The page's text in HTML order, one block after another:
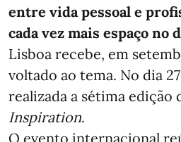
entre vida pessoal e
cada vez mais espaço no
Lisboa recebe, em
voltado ao tema. No dia
realizada a sétima edição
Inspiration.
O evento internacional